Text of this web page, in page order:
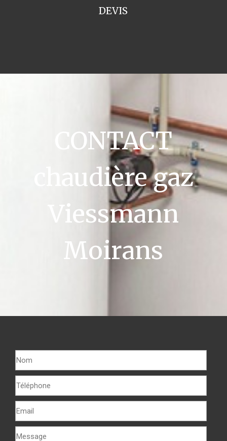
DEVIS
CONTACT
chaudière gaz
Viessmann
Moirans